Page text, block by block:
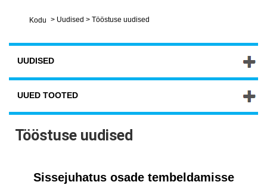
Kodu > Uudised > Tööstuse uudised
UUDISED
UUED TOOTED
Tööstuse uudised
Sissejuhatus osade tembeldamisse